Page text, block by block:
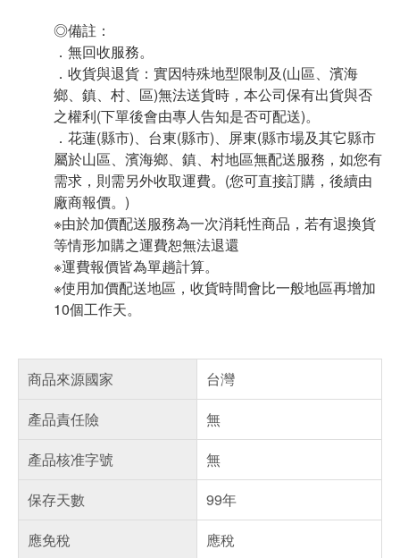
◎備註：
．無回收服務。
．收貨與退貨：實因特殊地型限制及(山區、濱海
鄉、鎮、村、區)無法送貨時，本公司保有出貨與否
之權利(下單後會由專人告知是否可配送)。
．花蓮(縣市)、台東(縣市)、屏東(縣市場及其它縣市
屬於山區、濱海鄉、鎮、村地區無配送服務，如您有
需求，則需另外收取運費。(您可直接訂購，後續由
廠商報價。)
※由於加價配送服務為一次消耗性商品，若有退換貨
等情形加購之運費恕無法退還
※運費報價皆為單趟計算。
※使用加價配送地區，收貨時間會比一般地區再增加
10個工作天。
商品來源國家
台灣
產品責任險
無
產品核准字號
無
保存天數
99年
應免稅
應稅